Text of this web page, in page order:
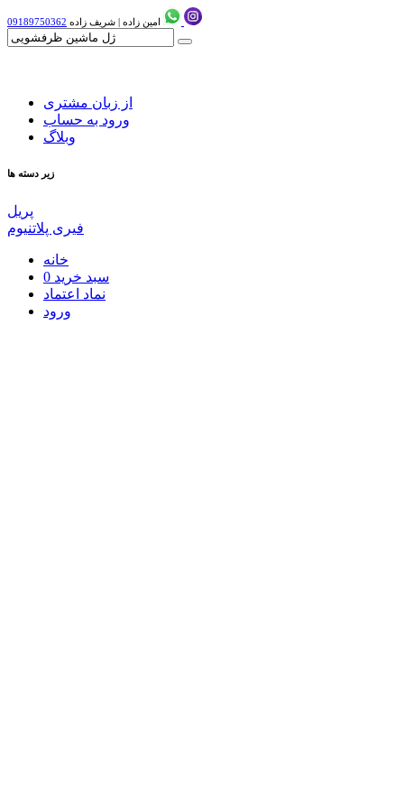
09189750362 امین زاده | شریف زاده
از زبان مشتری
ورود به حساب
وبلاگ
زیر دسته ها
پریل
فیری پلاتنیوم
خانه
0 سبد خرید
نماد اعتماد
ورود